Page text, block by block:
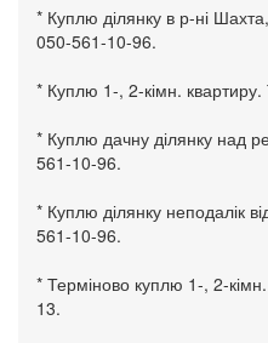
* Куплю ділянку в р-ні
050-561-10-96.
* Куплю 1-, 2-кімн.
* Куплю дачну ділянку над
561-10-96.
* Куплю ділянку неподалік
561-10-96.
* Терміново куплю 1-, 2-
13.